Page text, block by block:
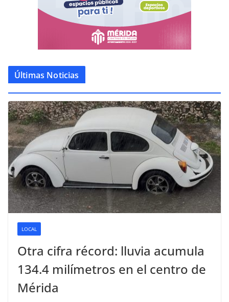
Últimas Noticias
LOCAL
Otra cifra récord: lluvia acumula
134.4 milímetros en el centro de
Mérida